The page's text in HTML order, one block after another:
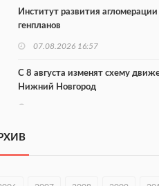
Институт развития
генпланов
07.08.2026 16:57
С 8 августа изменят схему
Нижний Новгород
В Нижегородской области